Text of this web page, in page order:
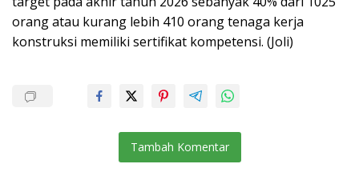
orang atau kurang lebih 410 orang tenaga kerja
konstruksi memiliki sertifikat kompetensi. (Joli)
Tambah Komentar